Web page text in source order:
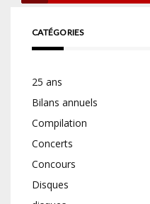
CATÉGORIES
25 ans
Bilans annuels
Compilation
Concerts
Concours
Disques